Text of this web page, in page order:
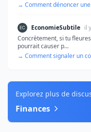
→ Comment dénoncer
EconomieSubtile il
Concrètement, si tu
pourrait causer p...
→ Comment signaler un
Explorez plus de
Finances